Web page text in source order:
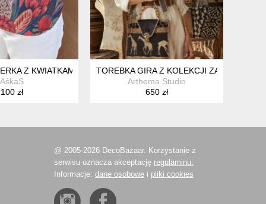
Z KWIATKAMI KWIATY BRĄZ CZEKOLADA
AśkaS
100 zł
TOREBKA GIRA Z KOLEKCJI ZAMBEZI
Arthema Studio
650 zł
@ 2005-2026 DecoBazaar. Korzystanie z
serwisu oznacza akceptację regulaminu.
Informacje: dane osobowe i pliki cookies